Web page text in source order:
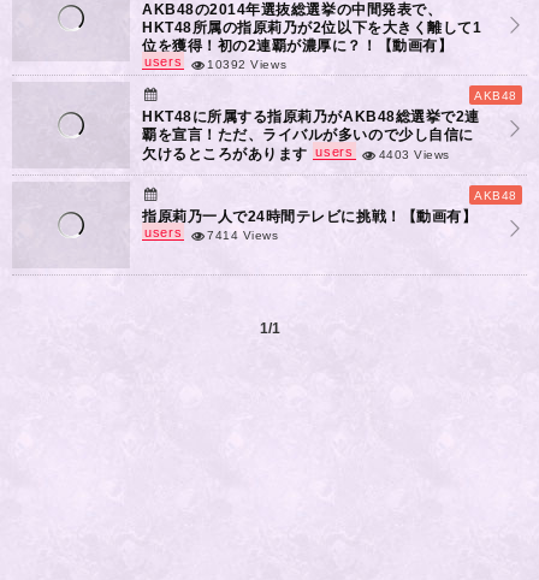
AKB48の2014年選抜総選挙の中間発表で、
HKT48所属の指原莉乃が2位以下を大きく離して1
位を獲得！初の2連覇が濃厚に？！【動画有】
users 10392 Views
AKB48
HKT48に所属する指原莉乃がAKB48総選挙で2連
覇を宣言！ただ、ライバルが多いので少し自信に
欠けるところがあります
users 4403 Views
AKB48
指原莉乃一人で24時間テレビに挑戦！【動画有】
users 7414 Views
1/1